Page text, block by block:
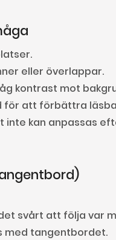
eller överlappar.
kontrast mot
för att förbättra
kan anpassas
svårt att följa var
med tangentbordet.